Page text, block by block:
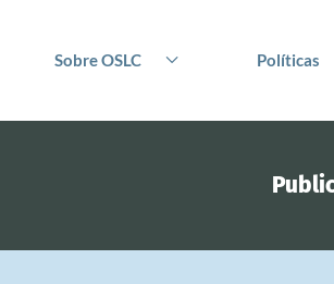
Sobre OSLC Políticas